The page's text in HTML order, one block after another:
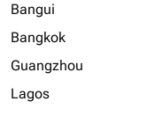
Bangui
Bangkok
Guangzhou
Lagos